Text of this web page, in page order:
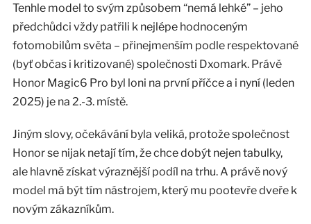
Tenhle model to svým způsobem “nemá lehké” – jeho
předchůdci vždy patřili k nejlépe hodnoceným
fotomobilům světa – přinejmenším podle respektované
(byť občas i kritizované) společnosti Dxomark. Právě
Honor Magic6 Pro byl loni na první příčce a i nyní (leden
2025) je na 2.-3. místě.
Jiným slovy, očekávání byla veliká, protože společnost
Honor se nijak netají tím, že chce dobýt nejen tabulky,
ale hlavně získat výraznější podíl na trhu. A právě nový
model má být tím nástrojem, který mu pootevře dveře k
novým zákazníkům.